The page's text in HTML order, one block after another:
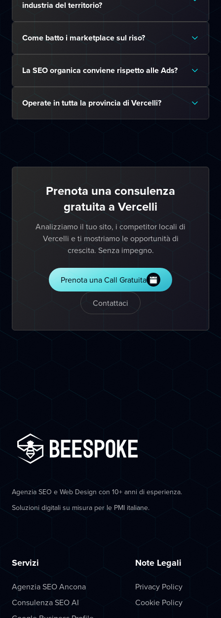
industria del territorio?
Come batto i marketplace sul riso?
La SEO organica conviene rispetto alle Ads?
Operate in tutta la provincia di Vercelli?
Prenota una consulenza
gratuita a Vercelli
Analizziamo il tuo sito, i competitor locali di
Vercelli e ti mostriamo le opportunità di
crescita. Senza impegno.
Prenota una Call Gratuita
Contattaci
Agenzia SEO e Web Design con 10+ anni di esperienza.
Soluzioni digitali su misura per le PMI italiane.
Servizi
Agenzia SEO Ancona
Consulenza SEO AI
Note Legali
Privacy Policy
Cookie Policy